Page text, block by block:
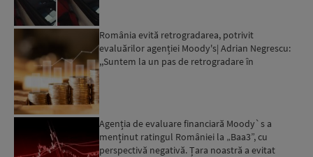
România evită retrogradarea, potrivit
evaluărilor agenției Moody's| Adrian Negrescu:
,,Suntem la un pas de retrogradare în
Agenția de evaluare financiară Moody`s a
menținut ratingul României la „Baa3”, cu
perspectivă negativă. Țara noastră a evitat